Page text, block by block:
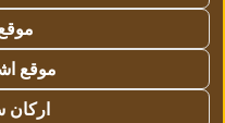
موقع
اركان